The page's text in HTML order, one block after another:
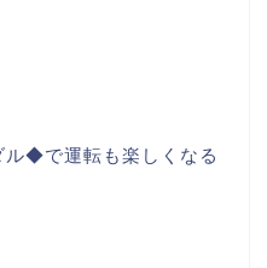
◆で運転も楽しくなる